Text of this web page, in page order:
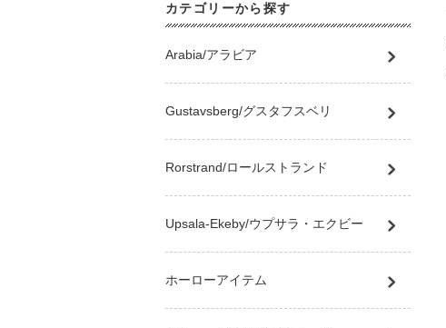
カテゴリーから探す
Arabia/アラビア
Gustavsberg/グスタフスベリ
Rorstrand/ロールストランド
Upsala-Ekeby/ウプサラ・エクビー
ホーローアイテム